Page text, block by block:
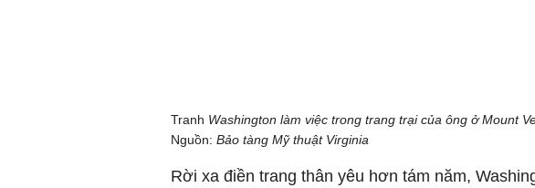
Tranh Washington làm việc trong trang trại của ông ở Mount
Nguồn: Bảo tàng Mỹ thuật Virginia
Rời xa điền trang thân yêu hơn tám năm,